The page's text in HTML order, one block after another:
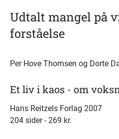
Udtalt mangel på
forståelse
Per Hove Thomsen og Dorte
Et liv i kaos - om
Hans Reitzels Forlag 2007
204 sider - 269 kr.